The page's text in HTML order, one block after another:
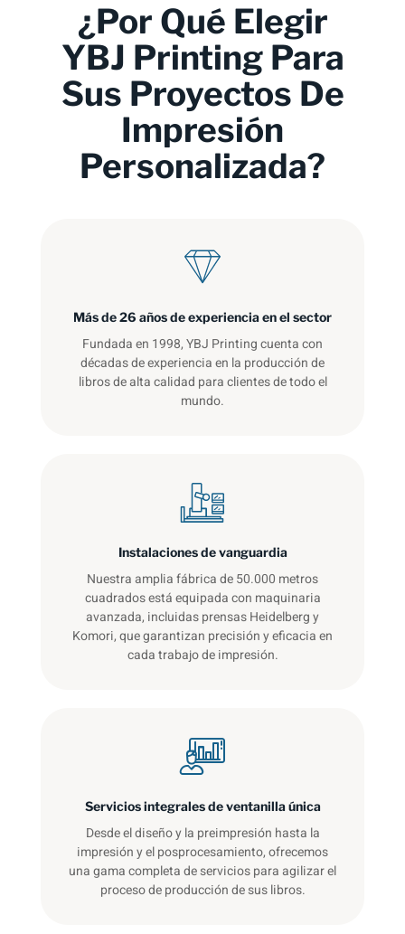
¿Por Qué Elegir
YBJ Printing Para
Sus Proyectos De
Impresión
Personalizada?
Más de 26 años de experiencia en el sector
Fundada en 1998, YBJ Printing cuenta con
décadas de experiencia en la producción de
libros de alta calidad para clientes de todo el
mundo.
Instalaciones de vanguardia
Nuestra amplia fábrica de 50.000 metros
cuadrados está equipada con maquinaria
avanzada, incluidas prensas Heidelberg y
Komori, que garantizan precisión y eficacia en
cada trabajo de impresión.
Servicios integrales de ventanilla única
Desde el diseño y la preimpresión hasta la
impresión y el posprocesamiento, ofrecemos
una gama completa de servicios para agilizar el
proceso de producción de sus libros.